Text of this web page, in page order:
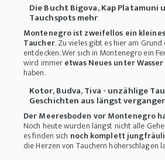
Die Bucht Bigova, Kap Platamuni
Tauchspots mehr
Montenegro ist zweifellos ein
Taucher. Zu vieles gibt es hier am Grund
entdecken. Wer sich in Montenegro ein
wird immeretwas Neues unter
haben.
Kotor, Budva, Tiva - unzählige
Geschichten aus längst
Der Meeresboden vor Montenegro
Noch heute wurden längst nicht alle
es finden sich noch komplett
die Herzen von Tauchern höherschlagen